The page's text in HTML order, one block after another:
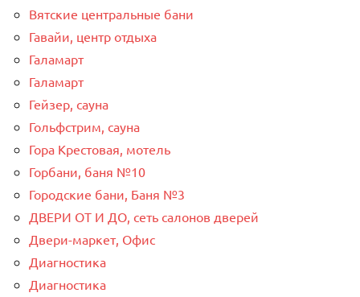
Вятские центральные бани
Гавайи, центр отдыха
Галамарт
Галамарт
Гейзер, сауна
Гольфстрим, сауна
Гора Крестовая, мотель
Горбани, баня №10
Городские бани, Баня №3
ДВЕРИ ОТ И ДО, сеть салонов дверей
Двери-маркет, Офис
Диагностика
Диагностика